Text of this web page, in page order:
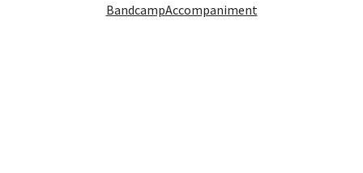
BandcampAccompaniment